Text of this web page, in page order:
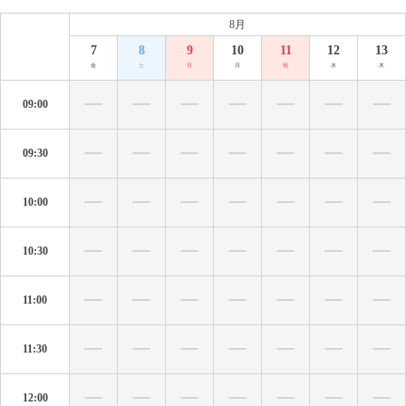
8月
7
金
8
土
9
日
10
月
11
祝
12
水
13
木
09:00
09:30
10:00
10:30
11:00
11:30
12:00